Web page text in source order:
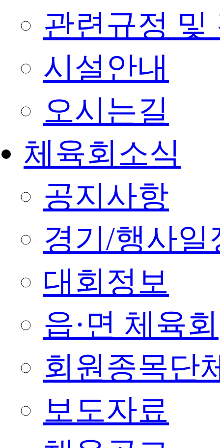
관련규정 및
시설안내
오시는길
체육회소식
공지사항
경기/행사일
대회정보
읍·면 체육회
회원종목단
보도자료